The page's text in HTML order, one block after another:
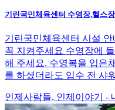
기린국민체육센터 수영장,헬스
기린국민체육센터 시설
꼭 지켜주세요 수영장에
해 주세요. 수영복을 입은
를 하셨더라도 입수 전 샤
인제사람들, 인제이야기 -